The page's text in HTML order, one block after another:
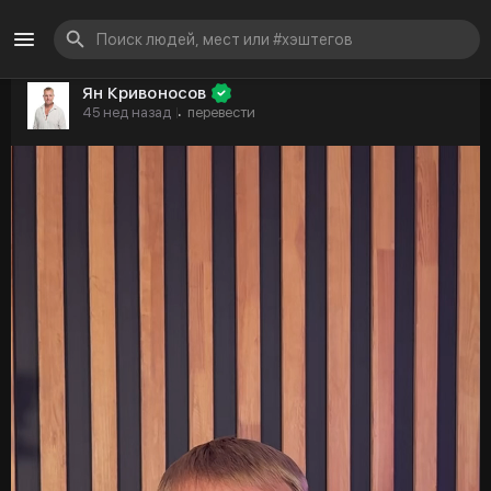
Ян Кривоносов
45 нед назад · перевести